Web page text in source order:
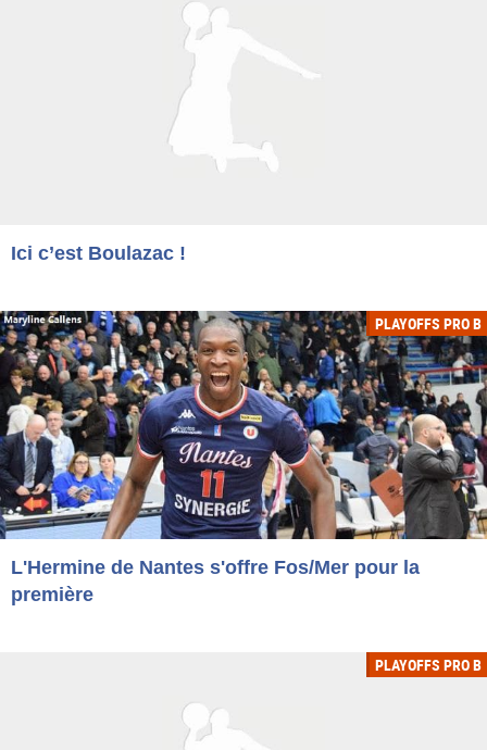
Ici c’est Boulazac !
PLAYOFFS PRO B
L'Hermine de Nantes s'offre Fos/Mer pour la
première
PLAYOFFS PRO B